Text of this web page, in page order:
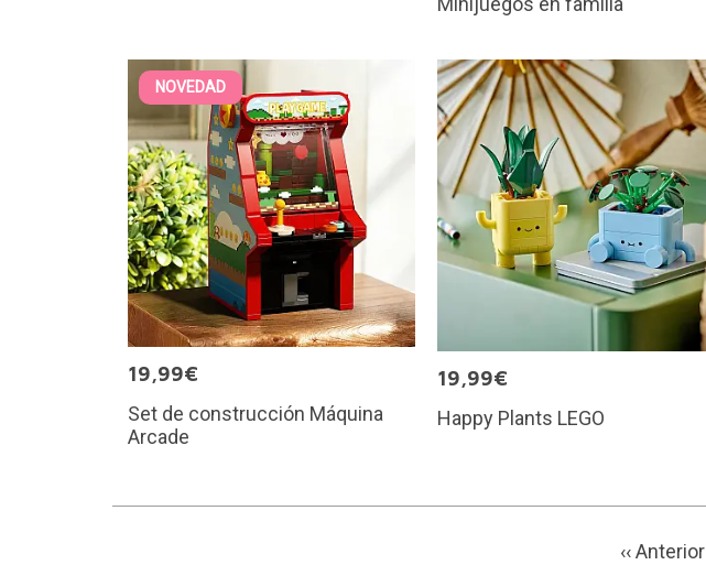
NOVEDAD
19,99€
Set de construcción Máquina
Arcade
19,99€
Happy Plants LEGO
‹‹ Anterior